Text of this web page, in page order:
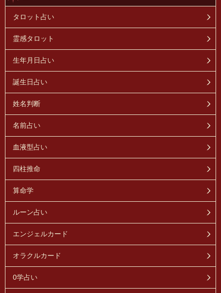
タロット占い
霊感タロット
生年月日占い
誕生日占い
姓名判断
名前占い
血液型占い
四柱推命
算命学
ルーン占い
エンジェルカード
オラクルカード
0学占い